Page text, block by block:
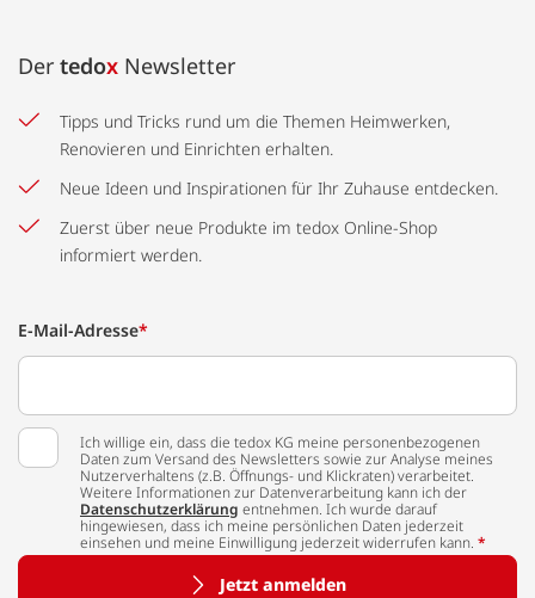
Der tedox Newsletter
Tipps und Tricks rund um die Themen Heimwerken,
Renovieren und Einrichten erhalten.
Neue Ideen und Inspirationen für Ihr Zuhause entdecken.
Zuerst über neue Produkte im tedox Online-Shop
informiert werden.
E-Mail-Adresse*
Ich willige ein, dass die tedox KG meine personenbezogenen
Daten zum Versand des Newsletters sowie zur Analyse meines
Nutzerverhaltens (z.B. Öffnungs- und Klickraten) verarbeitet.
Weitere Informationen zur Datenverarbeitung kann ich der
Datenschutzerklärung entnehmen. Ich wurde darauf
hingewiesen, dass ich meine persönlichen Daten jederzeit
einsehen und meine Einwilligung jederzeit widerrufen kann. *
Jetzt anmelden